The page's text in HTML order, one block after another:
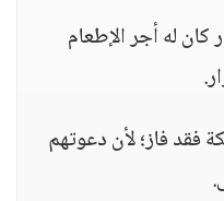
كان له أجر الإطعام
فقد فاز؛ لأن دعوتهم